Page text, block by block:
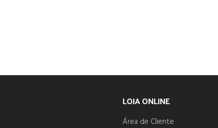
LOJA ONLINE
Área de Cliente